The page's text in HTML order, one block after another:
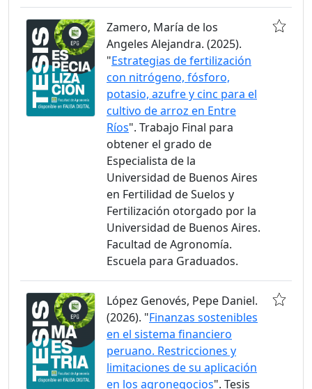
Zamero, María de los
Angeles Alejandra. (2025).
"Estrategias de fertilización
con nitrógeno, fósforo,
potasio, azufre y cinc para el
cultivo de arroz en Entre
Ríos". Trabajo Final para
obtener el grado de
Especialista de la
Universidad de Buenos Aires
en Fertilidad de Suelos y
Fertilización otorgado por la
Universidad de Buenos Aires.
Facultad de Agronomía.
Escuela para Graduados.
López Genovés, Pepe Daniel.
(2026). "Finanzas sostenibles
en el sistema financiero
peruano. Restricciones y
limitaciones de su aplicación
en los agronegocios". Tesis